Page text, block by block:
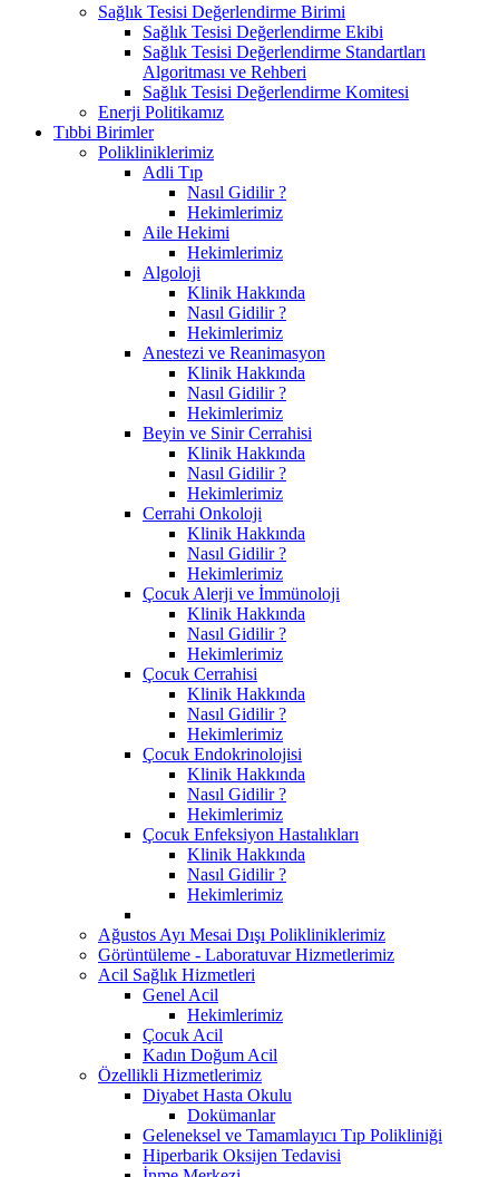
Sağlık Tesisi Değerlendirme Birimi
Sağlık Tesisi Değerlendirme Ekibi
Sağlık Tesisi Değerlendirme Standartları
Algoritması ve Rehberi
Sağlık Tesisi Değerlendirme Komitesi
Enerji Politikamız
Tıbbi Birimler
Polikliniklerimiz
Adli Tıp
Nasıl Gidilir ?
Hekimlerimiz
Aile Hekimi
Hekimlerimiz
Algoloji
Klinik Hakkında
Nasıl Gidilir ?
Hekimlerimiz
Anestezi ve Reanimasyon
Klinik Hakkında
Nasıl Gidilir ?
Hekimlerimiz
Beyin ve Sinir Cerrahisi
Klinik Hakkında
Nasıl Gidilir ?
Hekimlerimiz
Cerrahi Onkoloji
Klinik Hakkında
Nasıl Gidilir ?
Hekimlerimiz
Çocuk Alerji ve İmmünoloji
Klinik Hakkında
Nasıl Gidilir ?
Hekimlerimiz
Çocuk Cerrahisi
Klinik Hakkında
Nasıl Gidilir ?
Hekimlerimiz
Çocuk Endokrinolojisi
Klinik Hakkında
Nasıl Gidilir ?
Hekimlerimiz
Çocuk Enfeksiyon Hastalıkları
Klinik Hakkında
Nasıl Gidilir ?
Hekimlerimiz
Ağustos Ayı Mesai Dışı Polikliniklerimiz
Görüntüleme - Laboratuvar Hizmetlerimiz
Acil Sağlık Hizmetleri
Genel Acil
Hekimlerimiz
Çocuk Acil
Kadın Doğum Acil
Özellikli Hizmetlerimiz
Diyabet Hasta Okulu
Dokümanlar
Geleneksel ve Tamamlayıcı Tıp Polikliniği
Hiperbarik Oksijen Tedavisi